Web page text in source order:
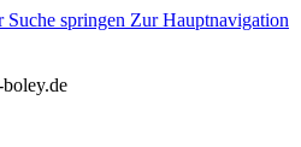
Suche springen Zur Hauptnavigation